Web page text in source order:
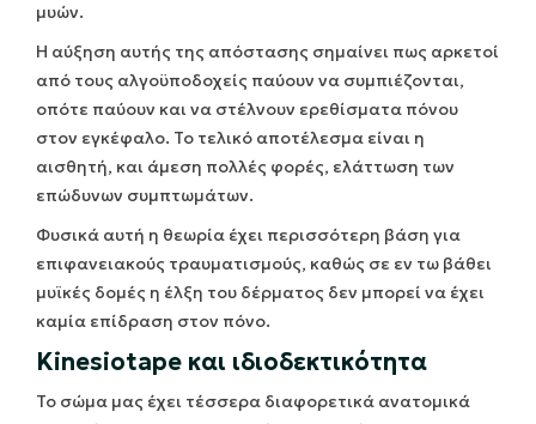
μυών.
Η αύξηση αυτής της απόστασης σημαίνει πως αρκετοί
από τους αλγοϋποδοχείς παύουν να συμπιέζονται,
οπότε παύουν και να στέλνουν ερεθίσματα πόνου
στον εγκέφαλο. Το τελικό αποτέλεσμα είναι η
αισθητή, και άμεση πολλές φορές, ελάττωση των
επώδυνων συμπτωμάτων.
Φυσικά αυτή η θεωρία έχει περισσότερη βάση για
επιφανειακούς τραυματισμούς, καθώς σε εν τω βάθει
μυϊκές δομές η έλξη του δέρματος δεν μπορεί να έχει
καμία επίδραση στον πόνο.
Kinesiotape και ιδιοδεκτικότητα
Το σώμα μας έχει τέσσερα διαφορετικά ανατομικά